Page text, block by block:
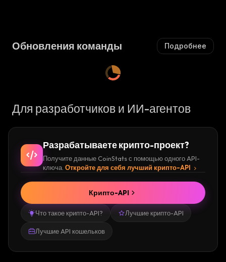
:
Обновления команды Подробнее
Для разработчиков и ИИ-агентов
Разрабатываете крипто-проект?
Получите данные CoinStats с помощью одного API-
ключа. Откройте для себя лучший крипто-API
Что такое крипто-API? Лучшие крипто-API
Лучшие API кошельков
Крипто-API